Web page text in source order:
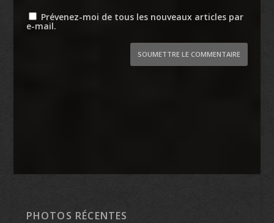
Prévenez-moi de tous les nouveaux articles par
e-mail.
SOUMETTRE LE COMMENTAIRE
PHOTOS RÉCENTES